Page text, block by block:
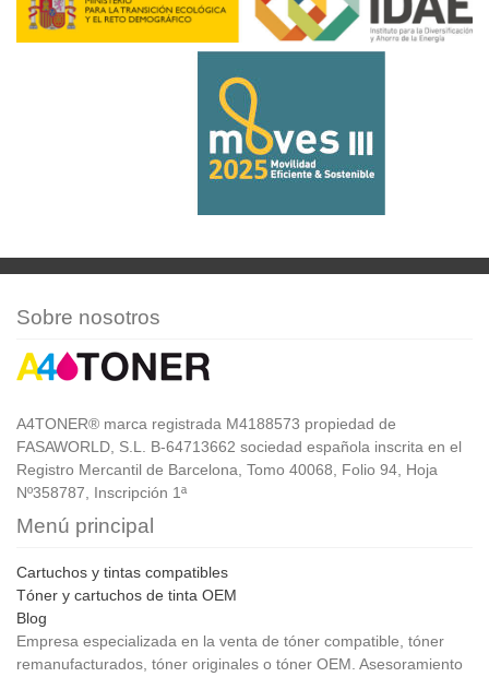
Sobre nosotros
A4TONER® marca registrada M4188573 propiedad de
FASAWORLD, S.L. B-64713662 sociedad española inscrita en el
Registro Mercantil de Barcelona, Tomo 40068, Folio 94, Hoja
Nº358787, Inscripción 1ª
Menú principal
Cartuchos y tintas compatibles
Tóner y cartuchos de tinta OEM
Blog
Empresa especializada en la venta de tóner compatible, tóner
remanufacturados, tóner originales o tóner OEM. Asesoramiento